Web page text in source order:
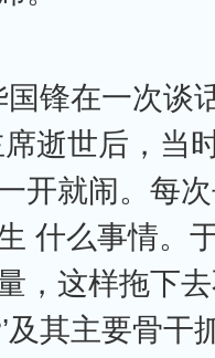
锋在一次谈
逝世后，当
开就闹。每
什么事情。
，这样拖下
及其主要骨干